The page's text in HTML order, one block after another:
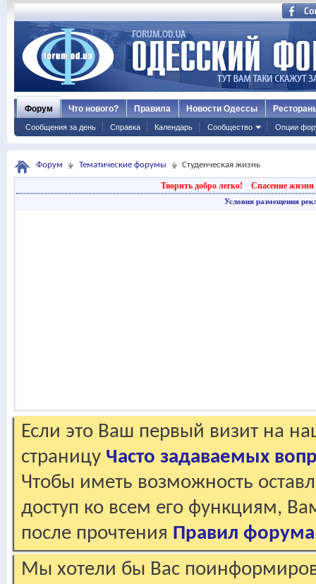
Форум
Сообщения за день Справка Календарь Сообщество Опции
Что нового? Правила Новости Одессы
Форум Тематические форумы Студенческая жизнь
Творить добро легко! Спасение жизни
Условия размещения
Если это Ваш первый визит на
страницу Часто задаваемых
Чтобы иметь возможность
доступ ко всем его функциям,
после прочтения Правил форума
Мы хотели бы Вас